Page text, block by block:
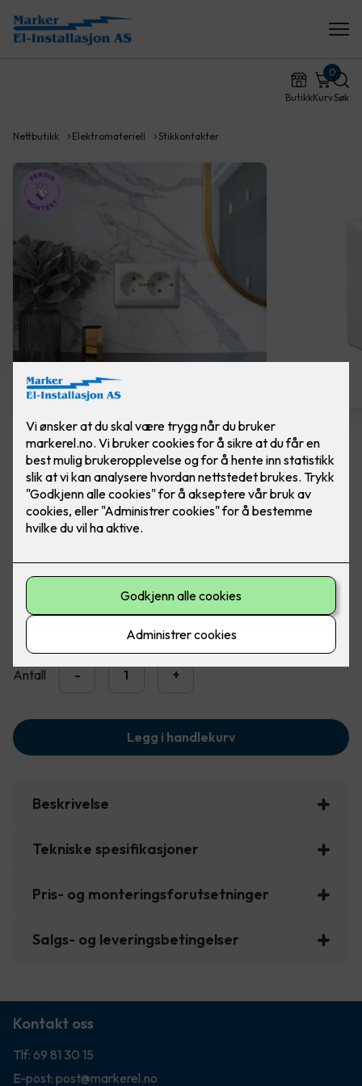
ButikkKurv
0
Søk
Nettbutikk Elektromateriell Stikkontakter
Dobbel stikkontakt ELKO
Ferdig montert ELKO RS1090 PT stikk m/j P PH
2,300,-
Antall - +
Legg i handlekurv
Beskrivelse
Tekniske spesifikasjoner
Pris- og monteringsforutsetninger
Salgs- og leveringsbetingelser
Kontakt oss
Tlf: 69 81 30 15
E-post: post@markerel.no